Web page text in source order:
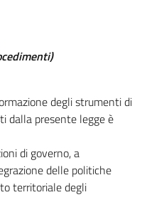
degli strumenti di
dalla presente legge è
di governo, a
delle politiche
territoriale degli